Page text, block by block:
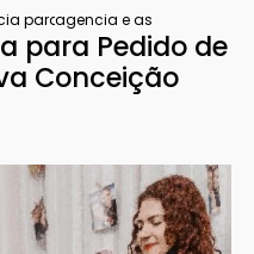
para pedido de casamento
para pedido de casamento
agencia e assessoria
para Pedido de
Conceição